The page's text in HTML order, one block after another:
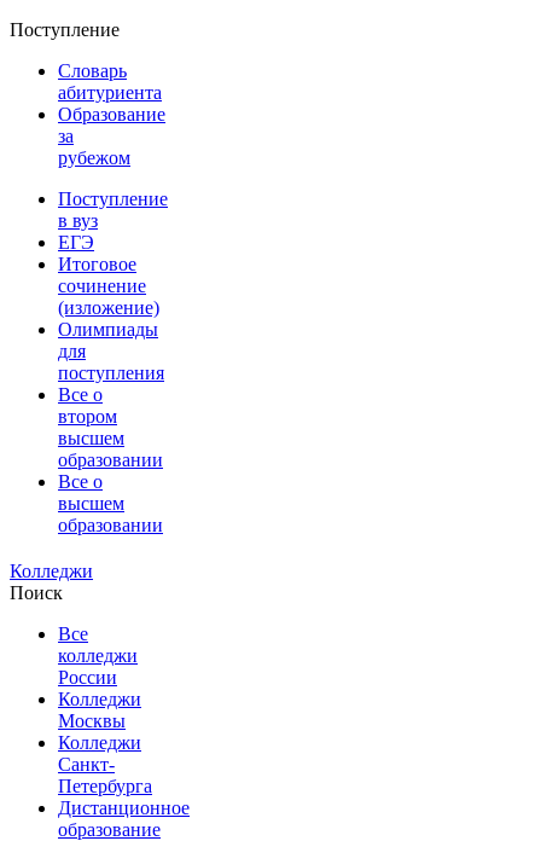
Поступление
Словарь
абитуриента
Образование
за
рубежом
Поступление
в вуз
ЕГЭ
Итоговое
сочинение
(изложение)
Олимпиады
для
поступления
Все о
втором
высшем
образовании
Все о
высшем
образовании
Колледжи
Поиск
Все
колледжи
России
Колледжи
Москвы
Колледжи
Санкт-
Петербурга
Дистанционное
образование